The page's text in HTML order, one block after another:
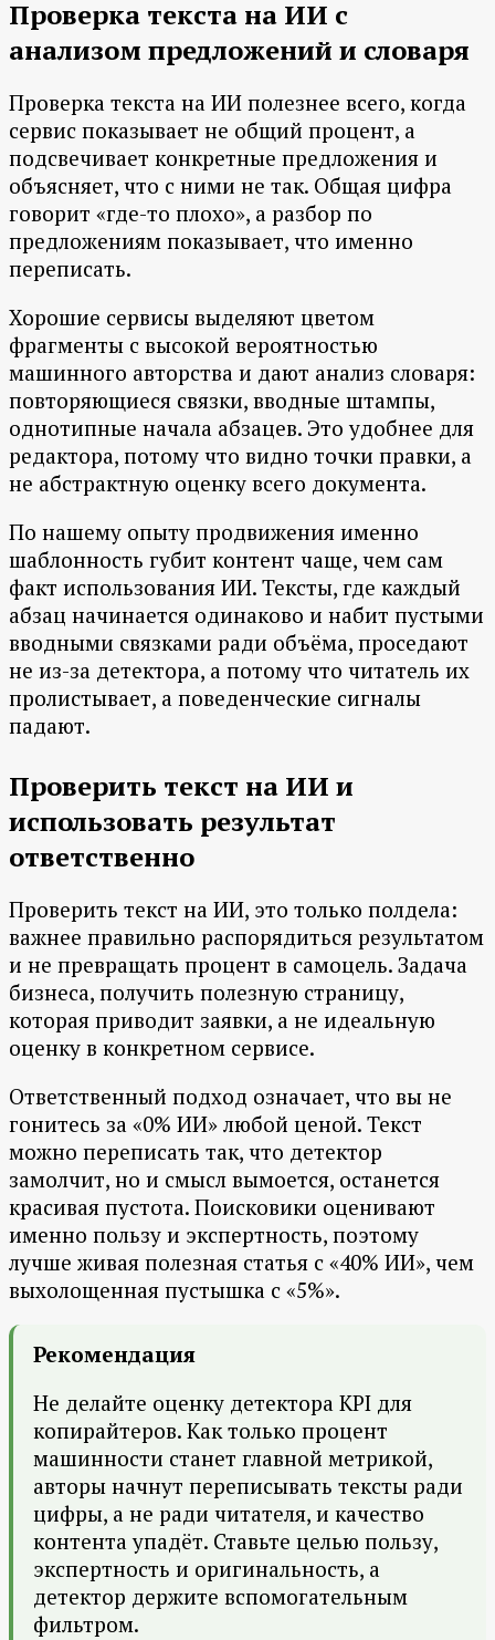
Проверка текста на ИИ с
анализом предложений и словаря
Проверка текста на ИИ полезнее всего, когда
сервис показывает не общий процент, а
подсвечивает конкретные предложения и
объясняет, что с ними не так. Общая цифра
говорит «где-то плохо», а разбор по
предложениям показывает, что именно
переписать.
Хорошие сервисы выделяют цветом
фрагменты с высокой вероятностью
машинного авторства и дают анализ словаря:
повторяющиеся связки, вводные штампы,
однотипные начала абзацев. Это удобнее для
редактора, потому что видно точки правки, а
не абстрактную оценку всего документа.
По нашему опыту продвижения именно
шаблонность губит контент чаще, чем сам
факт использования ИИ. Тексты, где каждый
абзац начинается одинаково и набит пустыми
вводными связками ради объёма, проседают
не из-за детектора, а потому что читатель их
пролистывает, а поведенческие сигналы
падают.
Проверить текст на ИИ и
использовать результат
ответственно
Проверить текст на ИИ, это только полдела:
важнее правильно распорядиться результатом
и не превращать процент в самоцель. Задача
бизнеса, получить полезную страницу,
которая приводит заявки, а не идеальную
оценку в конкретном сервисе.
Ответственный подход означает, что вы не
гонитесь за «0% ИИ» любой ценой. Текст
можно переписать так, что детектор
замолчит, но и смысл вымоется, останется
красивая пустота. Поисковики оценивают
именно пользу и экспертность, поэтому
лучше живая полезная статья с «40% ИИ», чем
выхолощенная пустышка с «5%».
Рекомендация
Не делайте оценку детектора KPI для
копирайтеров. Как только процент
машинности станет главной метрикой,
авторы начнут переписывать тексты ради
цифры, а не ради читателя, и качество
контента упадёт. Ставьте целью пользу,
экспертность и оригинальность, а
детектор держите вспомогательным
фильтром.